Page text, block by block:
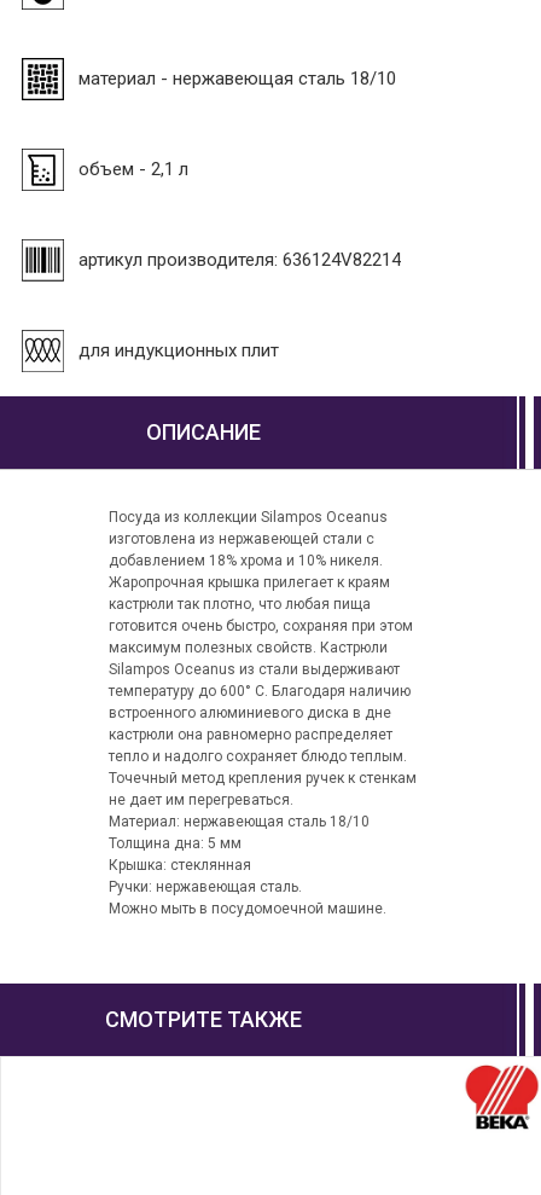
материал - нержавеющая сталь 18/10
объем - 2,1 л
артикул производителя: 636124V82214
для индукционных плит
ОПИСАНИЕ
Посуда из коллекции Silampos Oceanus
изготовлена из нержавеющей стали с
добавлением 18% хрома и 10% никеля.
Жаропрочная крышка прилегает к краям
кастрюли так плотно, что любая пища
готовится очень быстро, сохраняя при этом
максимум полезных свойств. Кастрюли
Silampos Oceanus из стали выдерживают
температуру до 600° С. Благодаря наличию
встроенного алюминиевого диска в дне
кастрюли она равномерно распределяет
тепло и надолго сохраняет блюдо теплым.
Точечный метод крепления ручек к стенкам
не дает им перегреваться.
Материал: нержавеющая сталь 18/10
Толщина дна: 5 мм
Крышка: стеклянная
Ручки: нержавеющая сталь.
Можно мыть в посудомоечной машине.
СМОТРИТЕ ТАКЖЕ